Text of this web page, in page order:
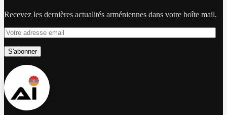
Recevez les dernières actualités arméniennes dans votre boîte mail.
Votre
adresse
email
S'abonner